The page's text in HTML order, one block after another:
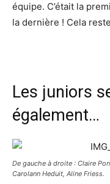
équipe. C’était la
la dernière ! Cela
Les juniors
également…
De gauche à droite : Claire
Carolann Heduit, Aline Friess.